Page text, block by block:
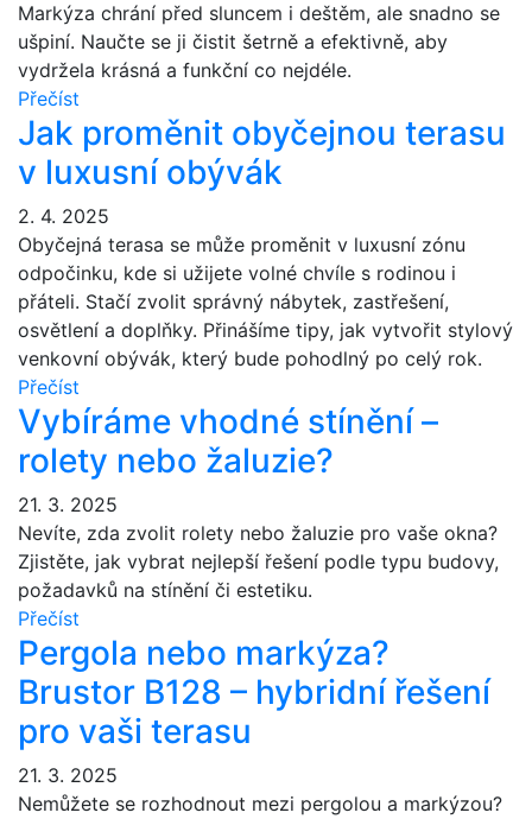
Markýza chrání před sluncem i deštěm, ale snadno se
ušpiní. Naučte se ji čistit šetrně a efektivně, aby
vydržela krásná a funkční co nejdéle.
Přečíst
Jak proměnit obyčejnou terasu
v luxusní obývák
2. 4. 2025
Obyčejná terasa se může proměnit v luxusní zónu
odpočinku, kde si užijete volné chvíle s rodinou i
přáteli. Stačí zvolit správný nábytek, zastřešení,
osvětlení a doplňky. Přinášíme tipy, jak vytvořit stylový
venkovní obývák, který bude pohodlný po celý rok.
Přečíst
Vybíráme vhodné stínění –
rolety nebo žaluzie?
21. 3. 2025
Nevíte, zda zvolit rolety nebo žaluzie pro vaše okna?
Zjistěte, jak vybrat nejlepší řešení podle typu budovy,
požadavků na stínění či estetiku.
Přečíst
Pergola nebo markýza?
Brustor B128 – hybridní řešení
pro vaši terasu
21. 3. 2025
Nemůžete se rozhodnout mezi pergolou a markýzou?